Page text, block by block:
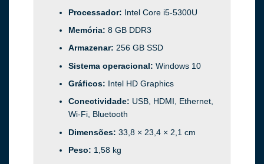
Processador: Intel Core i5-5300U
Memória: 8 GB DDR3
Armazenar: 256 GB SSD
Sistema operacional: Windows 10
Gráficos: Intel HD Graphics
Conectividade: USB, HDMI, Ethernet,
Wi-Fi, Bluetooth
Dimensões: 33,8 × 23,4 × 2,1 cm
Peso: 1,58 kg